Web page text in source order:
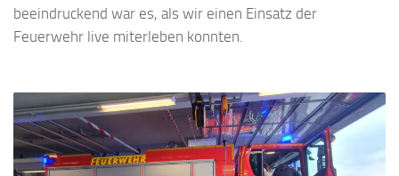
beeindruckend war es, als wir einen Einsatz der
Feuerwehr live miterleben konnten.